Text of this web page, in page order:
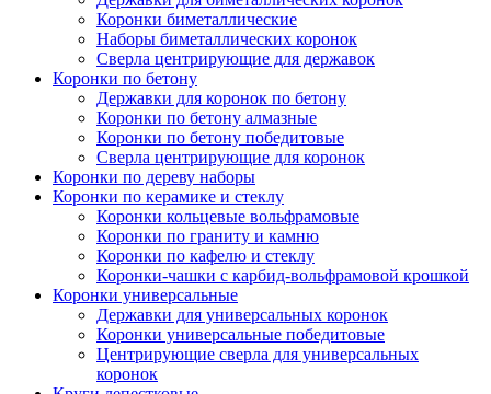
Коронки биметаллические
Наборы биметаллических коронок
Сверла центрирующие для державок
Коронки по бетону
Державки для коронок по бетону
Коронки по бетону алмазные
Коронки по бетону победитовые
Сверла центрирующие для коронок
Коронки по дереву наборы
Коронки по керамике и стеклу
Коронки кольцевые вольфрамовые
Коронки по граниту и камню
Коронки по кафелю и стеклу
Коронки-чашки с карбид-вольфрамовой крошкой
Коронки универсальные
Державки для универсальных коронок
Коронки универсальные победитовые
Центрирующие сверла для универсальных
коронок